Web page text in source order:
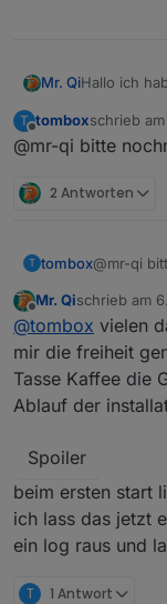
Mr. QiHallo ich
Spoiler
T
Offline
tomboxschrieb am
zuletzt
@mr-qi bitte
2 Antworten
T tombox@mr-qi
Offline
Mr. Qischrieb am
zuletzt
@tombox vielen
mir die freiheit
Tasse Kaffee die
Ablauf der
Spoiler
beim ersten start
ich lass das jetzt
ein log raus und
T 1 Antwort